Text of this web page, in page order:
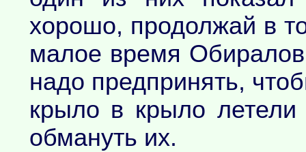
хорошо, продолжай в
малое время
надо предпринять,
крыло в крыло
обмануть их.